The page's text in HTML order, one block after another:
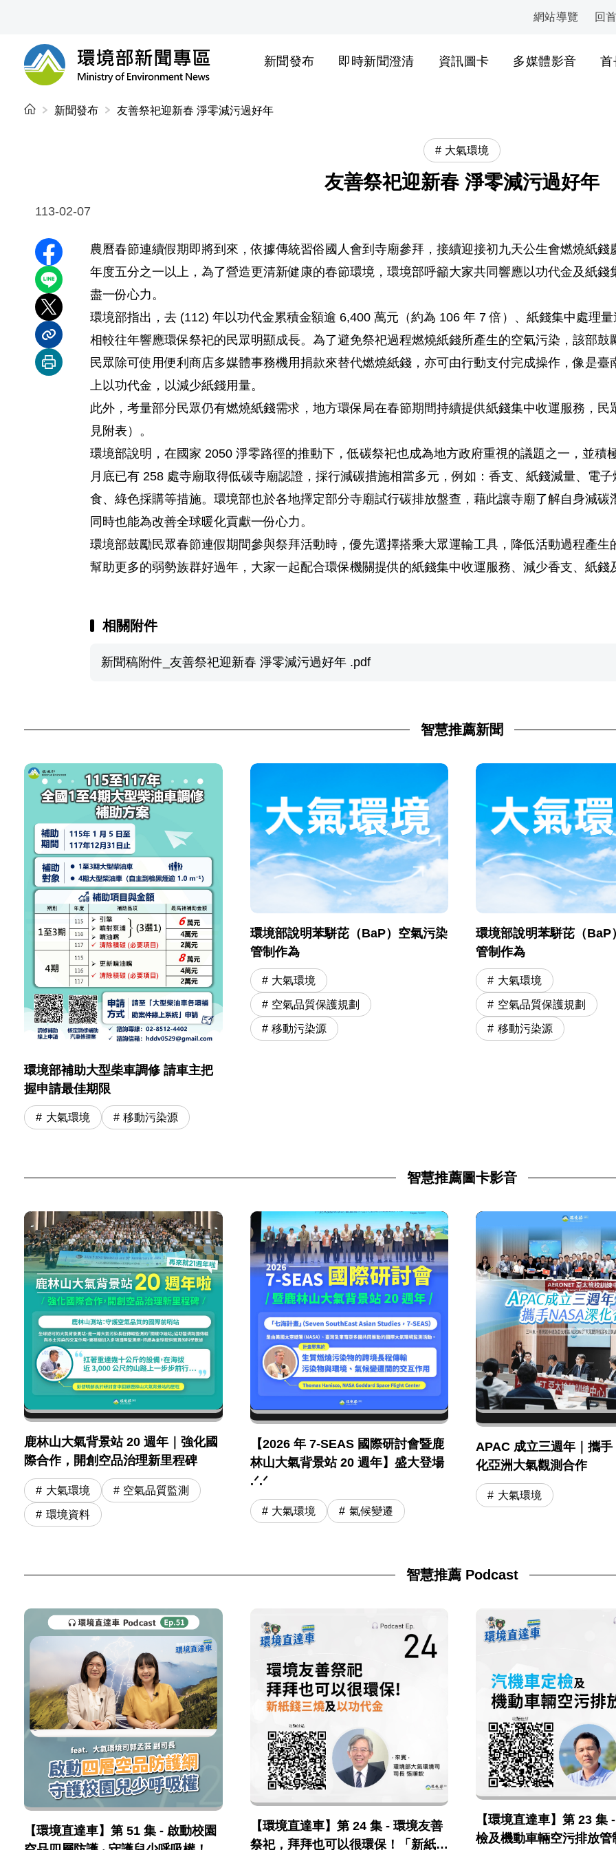
:::
網站導覽 回
環境部新聞專區
新聞發布 即時新聞澄清 資訊圖卡 多媒體影音 首
新聞發布 友善祭祀迎新春 淨零減污過好年
大氣環境
友善祭祀迎新春 淨零減污過好年
113-02-07
分享至 Facebook
分享到 LINE
分享到 X
分享內容連結
列印本頁
農曆春節連續假期即將到來，依據傳統習俗國人會到寺廟參拜，接續迎接初九天公生會燃燒紙
年度五分之一以上，為了營造更清新健康的春節環境，環境部呼籲大家共同響應以功代金及紙
盡一份心力。
環境部指出，去 (112) 年以功代金累積金額逾 6,400 萬元（約為 106 年 7 倍）、紙錢集中處理
相較往年響應環保祭祀的民眾明顯成長。為了避免祭祀過程燃燒紙錢所產生的空氣污染，該部
民眾除可使用便利商店多媒體事務機用捐款來替代燃燒紙錢，亦可由行動支付完成操作，像是
上以功代金，以減少紙錢用量。
此外，考量部分民眾仍有燃燒紙錢需求，地方環保局在春節期間持續提供紙錢集中收運服務，
見附表）。
環境部說明，在國家 2050 淨零路徑的推動下，低碳祭祀也成為地方政府重視的議題之一，並積
月底已有 258 處寺廟取得低碳寺廟認證，採行減碳措施相當多元，例如：香支、紙錢減量、電
食、綠色採購等措施。環境部也於各地擇定部分寺廟試行碳排放盤查，藉此讓寺廟了解自身減
同時也能為改善全球暖化貢獻一份心力。
環境部鼓勵民眾春節連假期間參與祭拜活動時，優先選擇搭乘大眾運輸工具，降低活動過程產
幫助更多的弱勢族群好過年，大家一起配合環保機關提供的紙錢集中收運服務、減少香支、紙
相關附件
新聞稿附件_友善祭祀迎新春 淨零減污過好年 .pdf
智慧推薦新聞
環境部補助大型柴車調修 請車主把
握申請最佳期限
大氣環境 移動污染源
環境部說明苯駢芘（BaP）空氣污染
管制作為
大氣環境
空氣品質保護規劃
移動污染源
環境部說明苯駢芘（BaP
管制作為
大氣環境
空氣品質保護規劃
移動污染源
智慧推薦圖卡影音
鹿林山大氣背景站 20 週年｜強化國
際合作，開創空品治理新里程碑
大氣環境 空氣品質監測
環境資料
【2026 年 7-SEAS 國際研討會暨鹿
林山大氣背景站 20 週年】盛大登場
.ᐟ.ᐟ
大氣環境 氣候變遷
APAC 成立三週年｜攜
化亞洲大氣觀測合作
大氣環境
智慧推薦 Podcast
【環境直達車】第 51 集 - 啟動校園
【環境直達車】第 24 集 - 環境友善
祭祀，拜拜也可以很環保！「新紙錢
【環境直達車】第 23 集
檢及機動車輛空污排放管